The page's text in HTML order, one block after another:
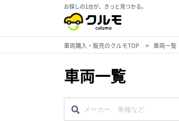
お探しの1台が、きっと見つかる。
車両購入・販売のクルモTOP > 車両一覧
車両一覧